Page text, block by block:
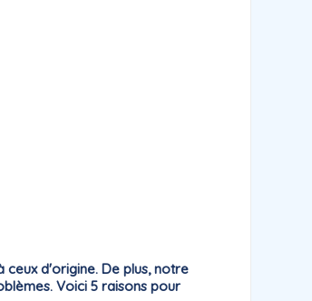
d'origine. De plus, notre
Voici 5 raisons pour